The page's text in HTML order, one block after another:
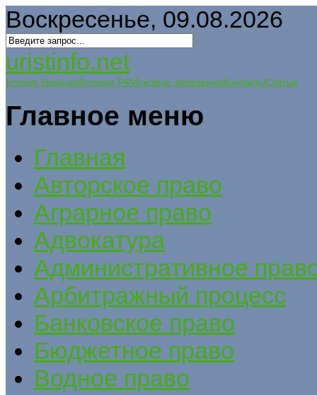
Воскресенье, 09.08.2026
uristinfo.net
Історія УкраїниИстория РФИсковые заявленияКонтактыСтатьи
Главное меню
Главная
Авторское право
Аграрное право
Адвокатура
Административное
Арбитражный процесс
Банковское право
Бюджетное право
Водное право